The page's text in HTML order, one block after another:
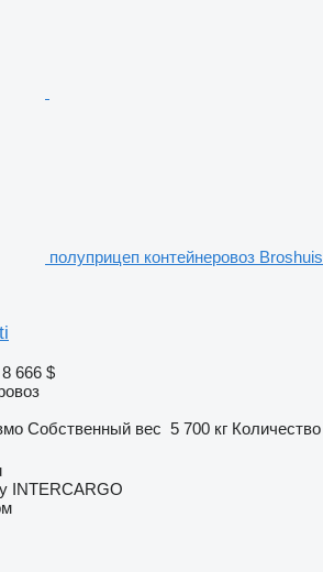
полуприцеп контейнеровоз Broshuis
666 $
Собственный вес 5 700 кг Количество
INTERCARGO